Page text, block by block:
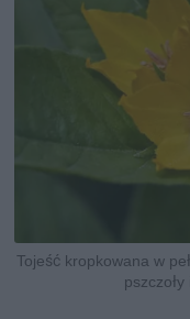
Tojeść kropkowana w